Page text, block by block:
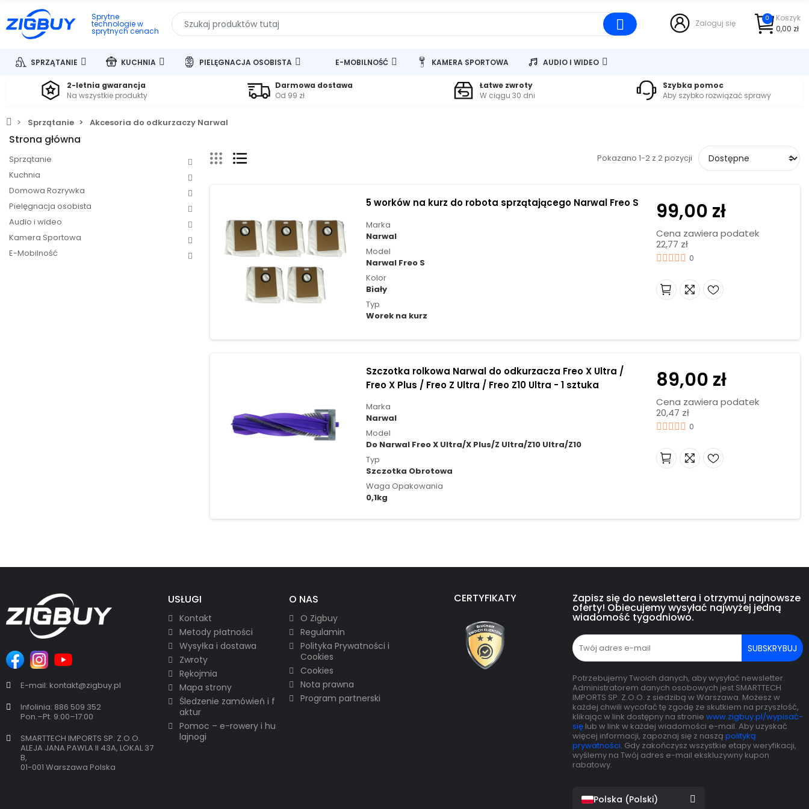
Sprytne
technologie w
sprytnych cenach
Zaloguj się 0
Koszyk
0,00 zł
SPRZĄTANIE KUCHNIA PIELĘGNACJA OSOBISTA E-MOBILNOŚĆ KAMERA SPORTOWA AUDIO I WIDEO
2-letnia gwarancja
Na wszystkie produkty
Darmowa dostawa
Od 99 zł
Łatwe zwroty
W ciągu 30 dni
Szybka pomoc
Aby szybko rozwiązać sprawy
Sprzątanie Akcesoria do odkurzaczy Narwal
Strona główna
Sprzątanie
Kuchnia
Domowa Rozrywka
Pielęgnacja osobista
Audio i wideo
Kamera Sportowa
E-Mobilność
Pokazano 1-2 z 2 pozycji
5 worków na kurz do robota sprzątającego Narwal Freo S
Marka
Narwal
Model
Narwal Freo S
Kolor
Biały
Typ
Worek na kurz
99,00 zł
Cena zawiera podatek
22,77 zł
0
Szczotka rolkowa Narwal do odkurzacza Freo X Ultra /
Freo X Plus / Freo Z Ultra / Freo Z10 Ultra - 1 sztuka
Marka
Narwal
Model
Do Narwal Freo X Ultra/X Plus/Z Ultra/Z10 Ultra/Z10
Typ
Szczotka Obrotowa
Waga Opakowania
0,1kg
89,00 zł
Cena zawiera podatek
20,47 zł
0
E-mail: kontakt@zigbuy.pl
Infolinia: 886 509 352
Pon.–Pt. 9:00–17:00
SMARTTECH IMPORTS SP. Z.O.O.
ALEJA JANA PAWLA II 43A, LOKAL 37
B,
01-001 Warszawa Polska
USŁUGI
Kontakt
Metody płatności
Wysyłka i dostawa
Zwroty
Rękojmia
Mapa strony
Śledzenie zamówień i f
aktur
Pomoc – e-rowery i hu
lajnogi
O NAS
O Zigbuy
Regulamin
Polityka Prywatności i
Cookies
Cookies
Nota prawna
Program partnerski
CERTYFIKATY Zapisz się do newslettera i otrzymuj najnowsze
oferty! Obiecujemy wysyłać najwyżej jedną
wiadomość tygodniowo.
SUBSKRYBUJ
Potrzebujemy Twoich danych, aby wysyłać newsletter.
Administratorem danych osobowych jest SMARTTECH
IMPORTS SP. Z.O.O. z siedzibą w Warszawa. Możesz w
każdej chwili wycofać tę zgodę ze skutkiem na przyszłość,
klikając w link dostępny na stronie www.zigbuy.pl/wypisać-
sięlub w link w każdej wiadomości e-mail. Aby uzyskać
więcej informacji, zapoznaj się z naszą polityką
prywatności. Gdy zakończysz wszystkie etapy weryfikacji,
wyślemy na Twój adres e-mail ekskluzywny kupon
rabatowy.